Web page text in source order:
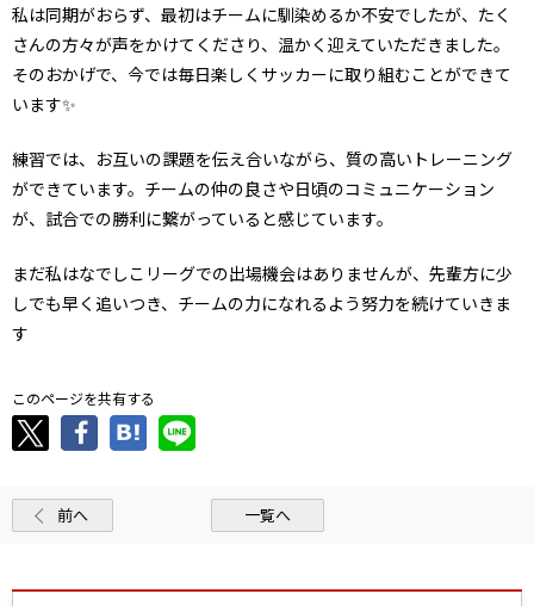
私は同期がおらず、最初はチームに馴染めるか不安でしたが、たく
さんの方々が声をかけてくださり、温かく迎えていただきました。
そのおかげで、今では毎日楽しくサッカーに取り組むことができて
います✨
練習では、お互いの課題を伝え合いながら、質の高いトレーニング
ができています。チームの仲の良さや日頃のコミュニケーション
が、試合での勝利に繋がっていると感じています。
まだ私はなでしこリーグでの出場機会はありませんが、先輩方に少
しでも早く追いつき、チームの力になれるよう努力を続けていきま
す
このページを共有する
前へ 一覧へ